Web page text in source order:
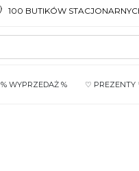
100 BUTIKÓW
% WYPRZEDAŻ % ♡ PREZENTY